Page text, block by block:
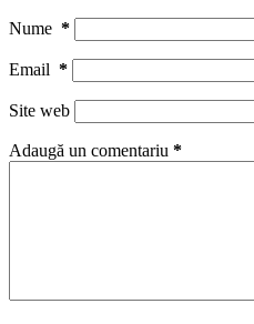
Nume *
Email *
Site web
Adaugă un comentariu *